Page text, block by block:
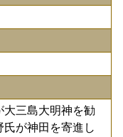
三島大明神を勧
が神田を寄進し